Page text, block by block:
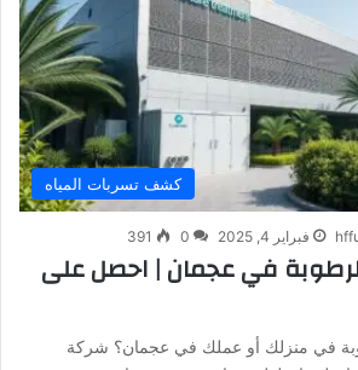
كشف تسربات المياه
فبراير 4, 2025 0
391
في عجمان | احصل على
في منزلك أو عملك في عجمان؟ شركة